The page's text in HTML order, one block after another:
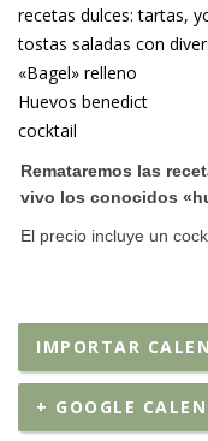
recetas dulces: tartas,
tostas saladas con
«Bagel» relleno
Huevos benedict
cocktail
Remataremos las
vivo los conocidos
El precio incluye un
IMPORTAR
+ GOOGLE